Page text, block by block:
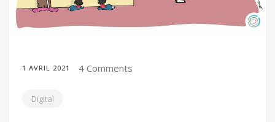
1 AVRIL 2021 4 Comments
Digital